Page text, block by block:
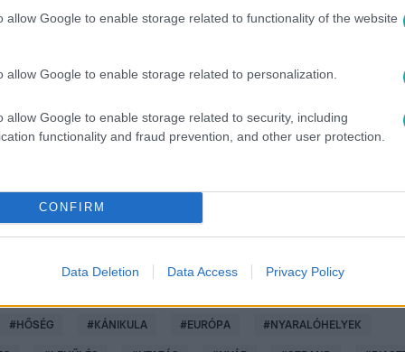
allow Google to enable storage related to functionality of the website
allow Google to enable storage related to personalization.
allow Google to enable storage related to security, including
functionality and fraud prevention, and other user protection.
CONFIRM
Data Deletion Data Access Privacy Policy
legyen a Google-találatokban!
#HŐSÉG #KÁNIKULA #EURÓPA #NYARALÓHELYEK